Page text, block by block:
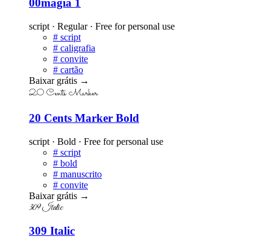
00magia 1
script · Regular · Free for personal use
# script
# caligrafia
# convite
# cartão
Baixar grátis →
20 Cents Marker
20 Cents Marker Bold
script · Bold · Free for personal use
# script
# bold
# manuscrito
# convite
Baixar grátis →
309 Italic
309 Italic